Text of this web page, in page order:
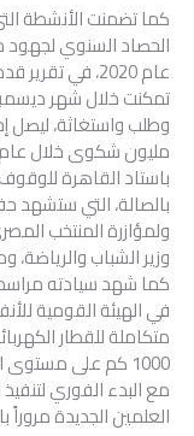
كما تضمنت الأنشطة
الحصاد السنوي
عام 2020، في
باستاد القاهرة
ولمؤازرة المنتخب
وزير الشباب
كما شهد سيادته
في الهيئة القومية
متكاملة للقطار
مع البدء الفوري
العلمين الجديدة مروراً